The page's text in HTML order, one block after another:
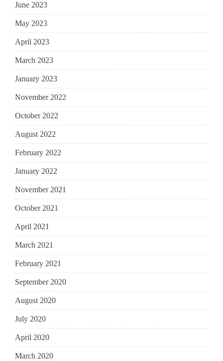
June 2023
May 2023
April 2023
March 2023
January 2023
November 2022
October 2022
August 2022
February 2022
January 2022
November 2021
October 2021
April 2021
March 2021
February 2021
September 2020
August 2020
July 2020
April 2020
March 2020